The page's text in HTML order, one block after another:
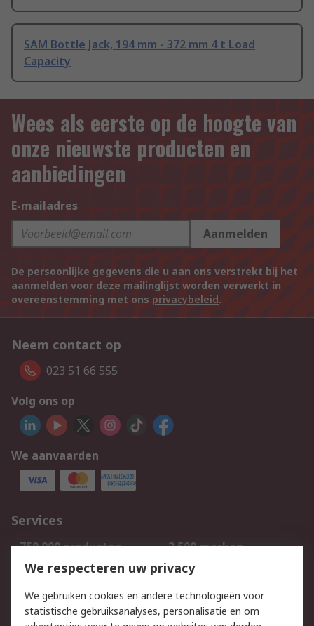
SAM Bottle Jack, 194 mm - 372 mm 4 t Load
Capacity
Wees als eerste op de hoogte van
onze nieuwste producten en
aanbiedingen
E-mailadres
Aanmelden
De persoonlijke gegevens die u aan ons verstrekt bij het
aanmelden voor deze mailinglijst worden verwerkt in
overeenstemming met ons privacybeleid.
Neem contact op
023 51 66 555
Volg ons op
We aanvaarden
Services
750.000 producten
2.500 merken
Bestellen
Inkoopoplossingen
Track & Trace
We respecteren uw privacy
We gebruiken cookies en andere technologieën voor
statistische gebruiksanalyses, personalisatie en om